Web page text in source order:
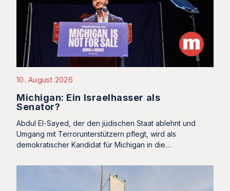
10. August 2026
Michigan: Ein Israelhasser als
Senator?
Abdul El-Sayed, der den jüdischen Staat ablehnt und
Umgang mit Terrorunterstützern pflegt, wird als
demokratischer Kandidat für Michigan in die…